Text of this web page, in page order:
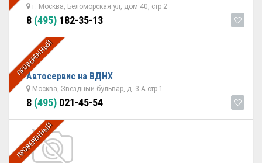
г. Москва, Беломорская ул, дом 40, стр 2
8 (495) 182-35-13
ПРОВЕРЕННЫЙ
Автосервис на ВДНХ
Москва, Звёздный бульвар, д. 3 А стр 1
8 (495) 021-45-54
ПРОВЕРЕННЫЙ